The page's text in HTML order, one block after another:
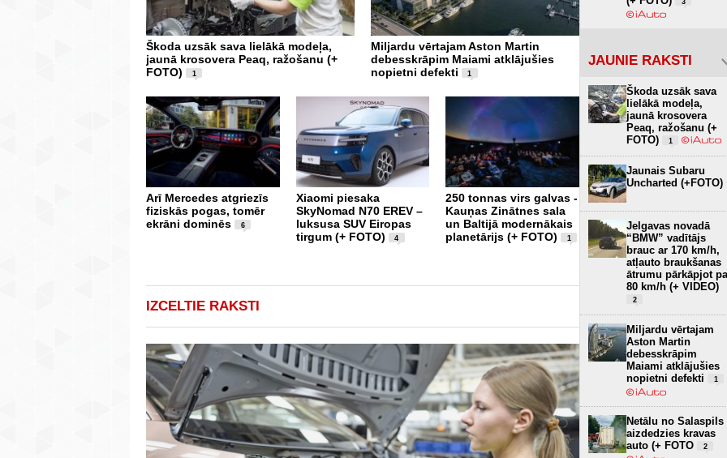
Škoda uzsāk sava lielākā modeļa,
jaunā krosovera Peaq, ražošanu (+
FOTO)
1
Miljardu vērtajam Aston Martin
debesskrāpim Maiami atklājušies
nopietni defekti
1
Arī Mercedes atgriezīs
fiziskās pogas, tomēr
ekrāni dominēs
6
Xiaomi piesaka
SkyNomad N70 EREV –
luksusa SUV Eiropas
tirgum (+ FOTO)
4
250 tonnas virs galvas -
Kauņas Zinātnes sala
un Baltijā modernākais
planetārijs (+ FOTO)
1
redzami Otrā pasaules
Tikai 12,8 kWh uz 100
km – Audi e-tron būs
visekonomiskākais
ražotāja elektroauto (+
FOTO)
3
IZCELTIE RAKSTI
JAUNIE RAKSTI
Škoda uzsāk sava
lielākā modeļa,
jaunā krosovera
Peaq, ražošanu (+
FOTO)
1
Jaunais Subaru
Uncharted (+FOTO)
Jelgavas novadā
“BMW” vadītājs
brauc ar 170 km/h,
atļauto braukšanas
ātrumu pārkāpjot
80 km/h (+ VIDEO)
2
Miljardu vērtajam
Aston Martin
debesskrāpim
Maiami atklājušies
nopietni defekti
1
Netālu no Salaspils
aizdedzies kravas
auto (+ FOTO
2